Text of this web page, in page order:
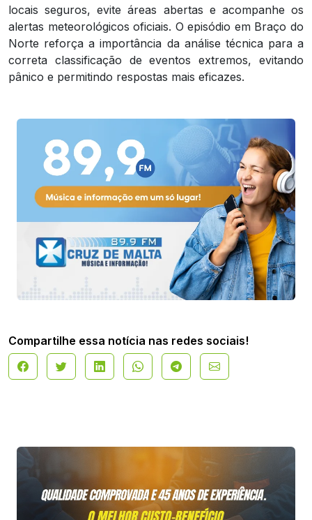
locais seguros, evite áreas abertas e acompanhe os
alertas meteorológicos oficiais. O episódio em Braço do
Norte reforça a importância da análise técnica para a
correta classificação de eventos extremos, evitando
pânico e permitindo respostas mais eficazes.
Compartilhe essa notícia nas redes sociais!